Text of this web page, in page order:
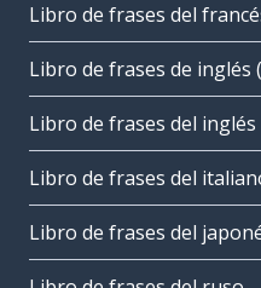
Libro de frases del
Libro de frases de inglés
Libro de frases del inglés
Libro de frases del
Libro de frases del